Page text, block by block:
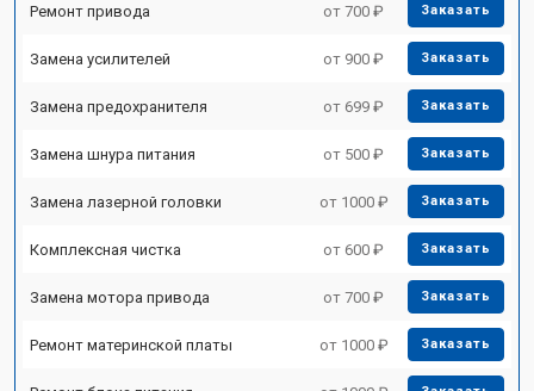
Ремонт привода от 700 ₽ Заказать
Замена усилителей от 900 ₽ Заказать
Замена предохранителя от 699 ₽ Заказать
Замена шнура питания от 500 ₽ Заказать
Замена лазерной головки от 1000 ₽ Заказать
Комплексная чистка от 600 ₽ Заказать
Замена мотора привода от 700 ₽ Заказать
Ремонт материнской платы от 1000 ₽ Заказать